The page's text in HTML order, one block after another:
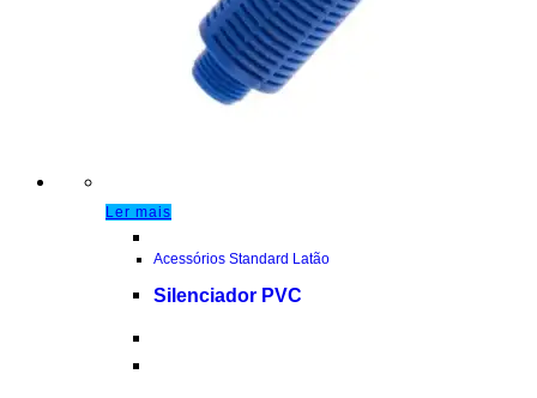
Ler mais
Acessórios Standard Latão
Silenciador PVC